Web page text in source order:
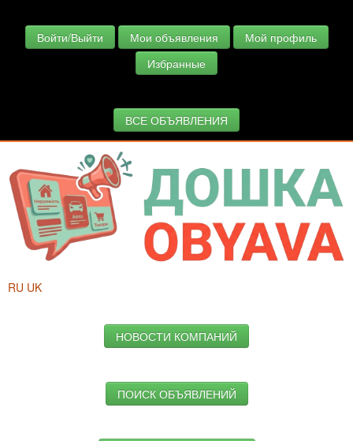
Войти/Выйти Мои объявления
Мой профиль
Избранные
ВСЕ ОБЪЯВЛЕНИЯ
RU UK
НОВОСТИ КОМПАНИЙ
ПОИСК ОБЪЯВЛЕНИЙ